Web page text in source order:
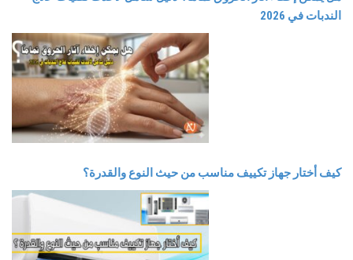
الندبات في 2026
كيف أختار جهاز تكييف مناسب من حيث النوع والقدرة؟